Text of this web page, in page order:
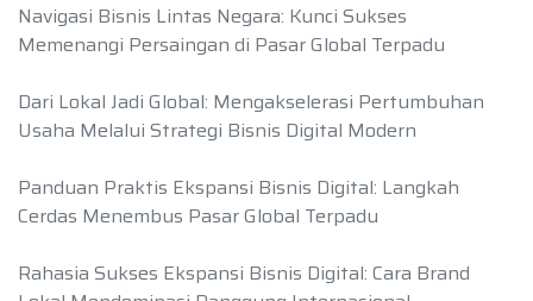
Navigasi Bisnis Lintas Negara: Kunci Sukses
Memenangi Persaingan di Pasar Global Terpadu
Dari Lokal Jadi Global: Mengakselerasi Pertumbuhan
Usaha Melalui Strategi Bisnis Digital Modern
Panduan Praktis Ekspansi Bisnis Digital: Langkah
Cerdas Menembus Pasar Global Terpadu
Rahasia Sukses Ekspansi Bisnis Digital: Cara Brand